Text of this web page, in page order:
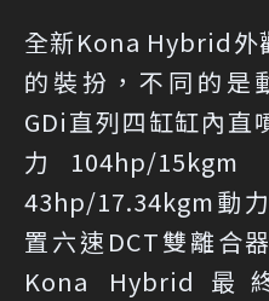
全新Kona Hybrid外
的裝扮，不同的是
GDi直列四缸缸內直
力104hp/
43hp/17.34kgm動
置六速DCT雙離合
Kona Hybrid